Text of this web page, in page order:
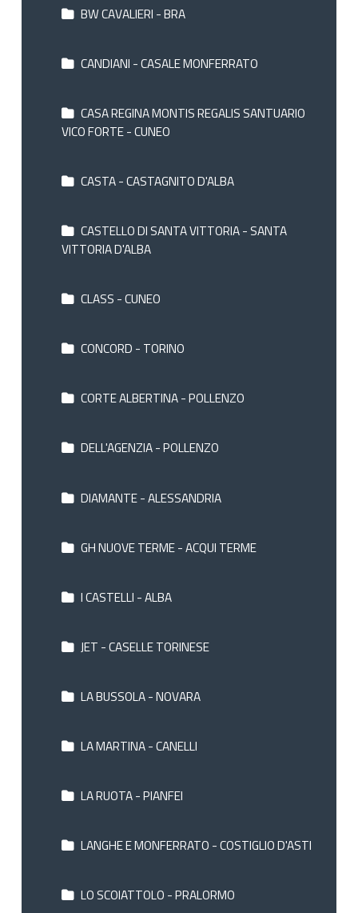
BW CAVALIERI - BRA
CANDIANI - CASALE MONFERRATO
CASA REGINA MONTIS REGALIS SANTUARIO
VICO FORTE - CUNEO
CASTA - CASTAGNITO D'ALBA
CASTELLO DI SANTA VITTORIA - SANTA
VITTORIA D'ALBA
CLASS - CUNEO
CONCORD - TORINO
CORTE ALBERTINA - POLLENZO
DELL'AGENZIA - POLLENZO
DIAMANTE - ALESSANDRIA
GH NUOVE TERME - ACQUI TERME
I CASTELLI - ALBA
JET - CASELLE TORINESE
LA BUSSOLA - NOVARA
LA MARTINA - CANELLI
LA RUOTA - PIANFEI
LANGHE E MONFERRATO - COSTIGLIO D'ASTI
LO SCOIATTOLO - PRALORMO